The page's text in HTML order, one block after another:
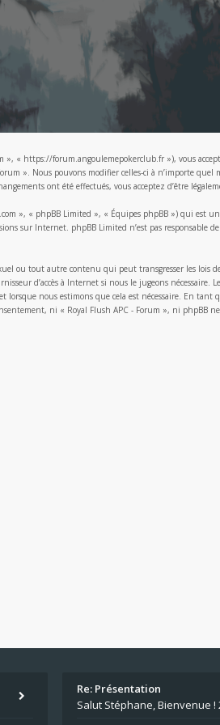
« https://forum.angoulemepokerclub.fr »), vous
». Nous pouvons modifier celles-ci à n’importe
ont été effectués, vous acceptez d’être
», « phpBB Limited », « Équipes phpBB ») qui est
sur Internet. phpBB Limited n’est pas responsable
ou tout autre contenu qui peut transgresser les lois
d’accès à Internet si nous le jugeons nécessaire.
nous estimons que cela est nécessaire. En
ni « Royal Flush APC - Forum », ni phpBB
Re: Présentation